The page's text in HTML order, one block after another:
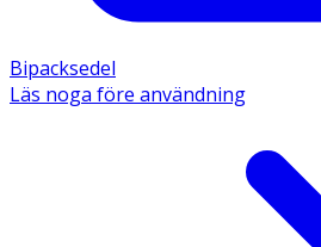
Bipacksedel
Läs noga före användning